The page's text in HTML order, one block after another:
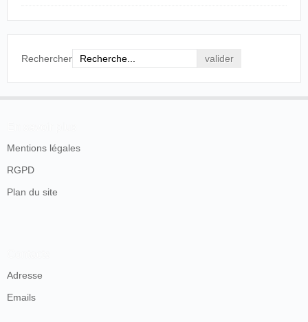
Rechercher
Mentions légales
RGPD
Plan du site
Adresse
Emails